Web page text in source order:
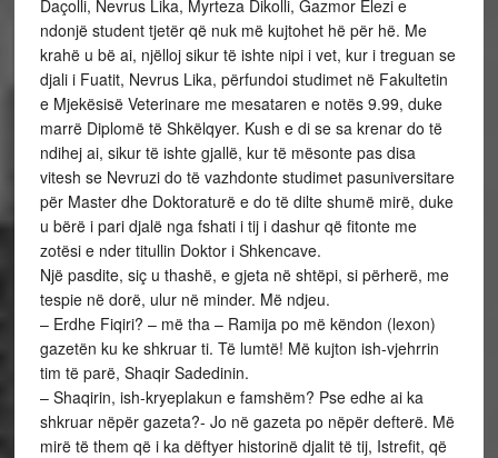
Daçolli, Nevrus Lika, Myrteza Dikolli, Gazmor Elezi e
ndonjë student tjetër që nuk më kujtohet hë për hë. Me
krahë u bë ai, njëlloj sikur të ishte nipi i vet, kur i treguan se
djali i Fuatit, Nevrus Lika, përfundoi studimet në Fakultetin
e Mjekësisë Veterinare me mesataren e notës 9.99, duke
marrë Diplomë të Shkëlqyer. Kush e di se sa krenar do të
ndihej ai, sikur të ishte gjallë, kur të mësonte pas disa
vitesh se Nevruzi do të vazhdonte studimet pasuniversitare
për Master dhe Doktoraturë e do të dilte shumë mirë, duke
u bërë i pari djalë nga fshati i tij i dashur që fitonte me
zotësi e nder titullin Doktor i Shkencave.
Një pasdite, siç u thashë, e gjeta në shtëpi, si përherë, me
tespie në dorë, ulur në minder. Më ndjeu.
– Erdhe Fiqiri? – më tha – Ramija po më këndon (lexon)
gazetën ku ke shkruar ti. Të lumtë! Më kujton ish-vjehrrin
tim të parë, Shaqir Sadedinin.
– Shaqirin, ish-kryeplakun e famshëm? Pse edhe ai ka
shkruar nëpër gazeta?- Jo në gazeta po nëpër defterë. Më
mirë të them që i ka dëftyer historinë djalit të tij, Istrefit, që